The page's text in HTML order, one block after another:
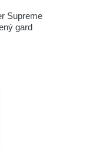
Supreme
gard